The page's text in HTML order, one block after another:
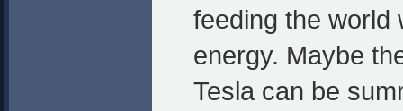
feeding the world
energy. Maybe
Tesla can be